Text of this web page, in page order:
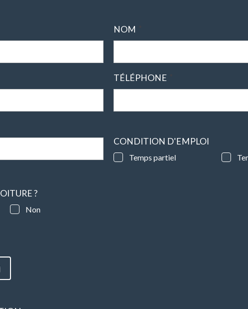
NOM
TÉLÉPHONE
CONDITION D'EMPLOI
Temps partiel
?
Non